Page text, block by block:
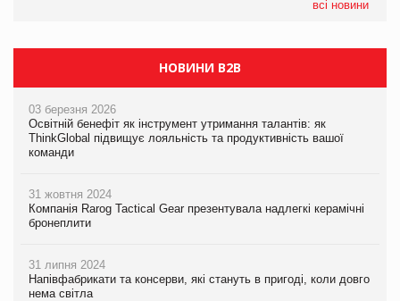
всі новини
НОВИНИ B2B
03 березня 2026
Освітній бенефіт як інструмент утримання талантів: як
ThinkGlobal підвищує лояльність та продуктивність вашої
команди
31 жовтня 2024
Компанія Rarog Tactical Gear презентувала надлегкі керамічні
бронеплити
31 липня 2024
Напівфабрикати та консерви, які стануть в пригоді, коли довго
нема світла